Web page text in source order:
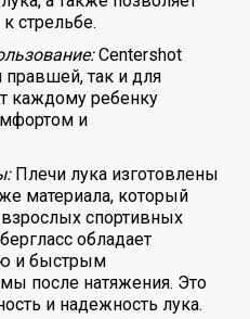
стрельбе.
Centershot
правшей, так и для
каждому ребенку
и
Плечи лука изготовлены
материала, который
спортивных
обладает
и быстрым
после натяжения. Это
и надежность лука.